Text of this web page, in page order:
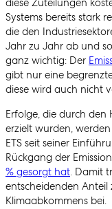
diese Zuteilungen
Systems bereits stark
die den
Jahr zu Jahr ab und
ganz wichtig: Der
gibt nur eine
diese wird auch nicht
Erfolge, die durch den
erzielt wurden,
ETS seit seiner
Rückgang der
% gesorgt hat. Damit
entscheidenden Anteil
Klimaabkommens bei.